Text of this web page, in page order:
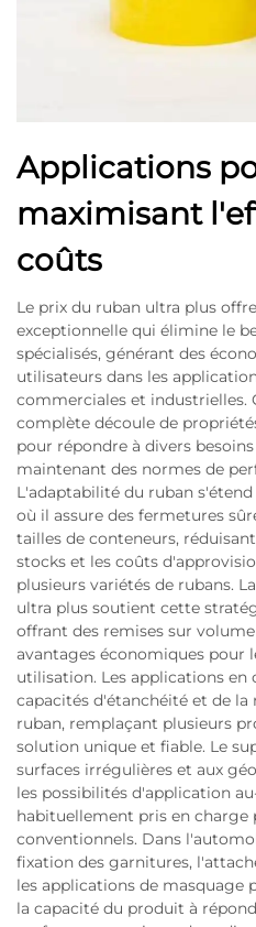
Applications
maximisant
coûts
Le prix du ruban ultra plus
exceptionnelle qui élimine le
spécialisés, générant des
utilisateurs dans les
commerciales et industrielles.
complète découle de
pour répondre à divers
maintenant des normes de
L'adaptabilité du ruban
où il assure des fermetures
tailles de conteneurs,
stocks et les coûts
plusieurs variétés de rubans.
ultra plus soutient cette
offrant des remises sur
avantages économiques pour
utilisation. Les applications
capacités d'étanchéité et de
ruban, remplaçant plusieurs
solution unique et fiable. Le
surfaces irrégulières et aux
les possibilités d'application
habituellement pris en charge
conventionnels. Dans
fixation des garnitures,
les applications de masquage
la capacité du produit à